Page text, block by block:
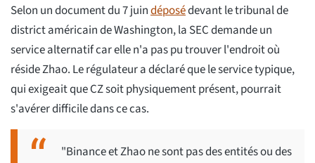
Selon un document du 7 juindéposédevant le tribunal de
district américain de Washington, la SEC demande un
service alternatif car elle n'a pas pu trouver l'endroit où
réside Zhao. Le régulateur a déclaré que le service typique,
qui exigeait que CZ soit physiquement présent, pourrait
s'avérer difficile dans ce cas.
"Binance et Zhao ne sont pas des entités ou des